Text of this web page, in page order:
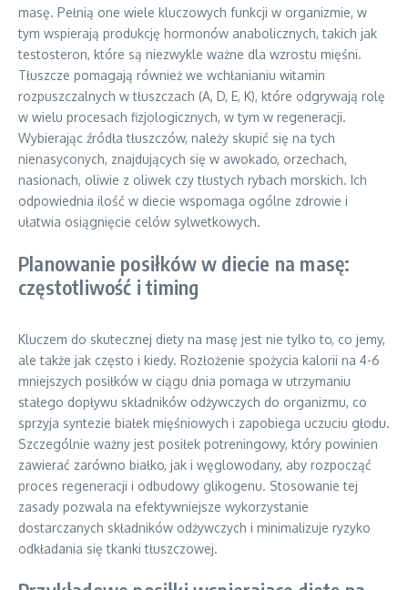
masę. Pełnią one wiele kluczowych funkcji w organizmie, w
tym wspierają produkcję hormonów anabolicznych, takich jak
testosteron, które są niezwykle ważne dla wzrostu mięśni.
Tłuszcze pomagają również we wchłanianiu witamin
rozpuszczalnych w tłuszczach (A, D, E, K), które odgrywają rolę
w wielu procesach fizjologicznych, w tym w regeneracji.
Wybierając źródła tłuszczów, należy skupić się na tych
nienasyconych, znajdujących się w awokado, orzechach,
nasionach, oliwie z oliwek czy tłustych rybach morskich. Ich
odpowiednia ilość w diecie wspomaga ogólne zdrowie i
ułatwia osiągnięcie celów sylwetkowych.
Planowanie posiłków w diecie na masę:
częstotliwość i timing
Kluczem do skutecznej diety na masę jest nie tylko to, co jemy,
ale także jak często i kiedy. Rozłożenie spożycia kalorii na 4-6
mniejszych posiłków w ciągu dnia pomaga w utrzymaniu
stałego dopływu składników odżywczych do organizmu, co
sprzyja syntezie białek mięśniowych i zapobiega uczuciu głodu.
Szczególnie ważny jest posiłek potreningowy, który powinien
zawierać zarówno białko, jak i węglowodany, aby rozpocząć
proces regeneracji i odbudowy glikogenu. Stosowanie tej
zasady pozwala na efektywniejsze wykorzystanie
dostarczanych składników odżywczych i minimalizuje ryzyko
odkładania się tkanki tłuszczowej.